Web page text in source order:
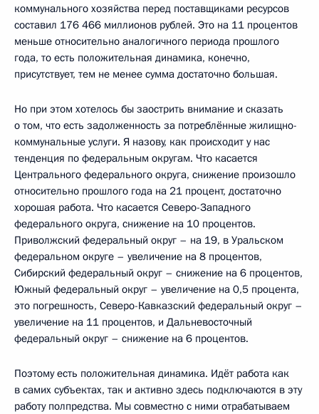
коммунального хозяйства перед поставщиками ресурсов
составил 176 466 миллионов рублей. Это на 11 процентов
меньше относительно аналогичного периода прошлого
года, то есть положительная динамика, конечно,
присутствует, тем не менее сумма достаточно большая.
Но при этом хотелось бы заострить внимание и сказать
о том, что есть задолженность за потреблённые жилищно-
коммунальные услуги. Я назову, как происходит у нас
тенденция по федеральным округам. Что касается
Центрального федерального округа, снижение произошло
относительно прошлого года на 21 процент, достаточно
хорошая работа. Что касается Северо-Западного
федерального округа, снижение на 10 процентов.
Приволжский федеральный округ – на 19, в Уральском
федеральном округе – увеличение на 8 процентов,
Сибирский федеральный округ – снижение на 6 процентов,
Южный федеральный округ – увеличение на 0,5 процента,
это погрешность, Северо-Кавказский федеральный округ –
увеличение на 11 процентов, и Дальневосточный
федеральный округ – снижение на 6 процентов.
Поэтому есть положительная динамика. Идёт работа как
в самих субъектах, так и активно здесь подключаются в эту
работу полпредства. Мы совместно с ними отрабатываем